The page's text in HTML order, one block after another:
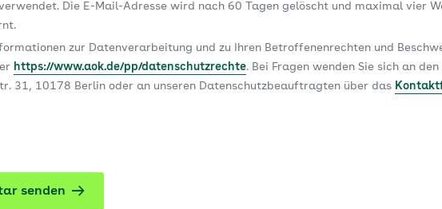
Die E-Mail-Adresse wird nach 60 Tagen gelöscht und maximal vier
zur Datenverarbeitung und zu Ihren Betroffenenrechten und
https://www.aok.de/pp/datenschutzrechte. Bei Fragen wenden Sie sich an
31, 10178 Berlin oder an unseren Datenschutzbeauftragten über das
senden